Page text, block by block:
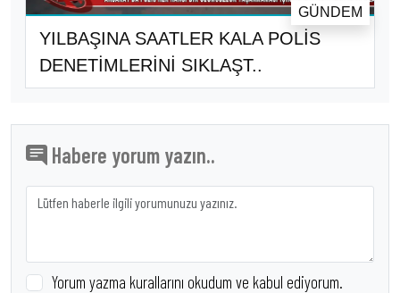
YILBAŞINA SAATLER KALA POLİS
DENETİMLERİNİ SIKLAŞT..
GÜNDEM
Habere yorum yazın..
Yorum yazma kurallarını okudum ve kabul ediyorum.